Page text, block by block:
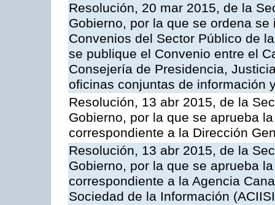
Resolución, 20 mar 2015, de la
Gobierno, por la que se ordena
Convenios del Sector Público de
se publique el Convenio entre el
Consejería de Presidencia,
oficinas conjuntas de información
Resolución, 13 abr 2015, de la
Gobierno, por la que se aprueba
correspondiente a la Dirección
Resolución, 13 abr 2015, de la
Gobierno, por la que se aprueba
correspondiente a la Agencia
Sociedad de la Información